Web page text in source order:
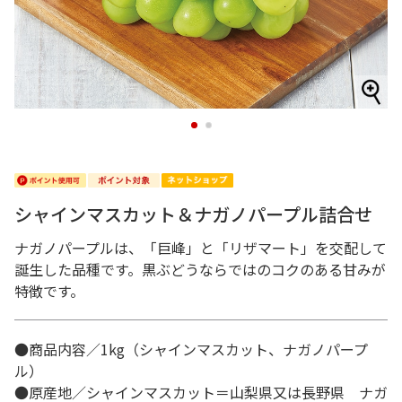
1 2
シャインマスカット＆ナガノパープル詰合せ
ナガノパープルは、「巨峰」と「リザマート」を交配して
誕生した品種です。黒ぶどうならではのコクのある甘みが
特徴です。
●商品内容／1kg（シャインマスカット、ナガノパープ
ル）
●原産地／シャインマスカット＝山梨県又は長野県 ナガ